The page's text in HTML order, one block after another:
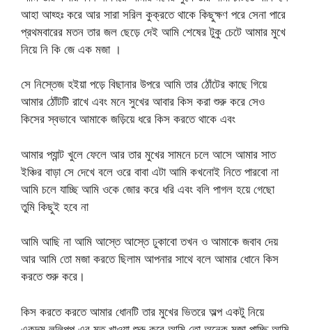
আহা আহ্হঃ করে আর সারা সরিল কুক্রতে থাকে কিছুক্ষণ পরে সেনা পারে
প্রথমবারের মতন তার জল ছেড়ে দেই আমি শেষের টুকু চেটে আমার মুখে
নিয়ে নি কি জে এক মজা ।
সে নিস্তেজ হইয়া পড়ে বিছানার উপরে আমি তার ঠোঁটের কাছে গিয়ে
আমার ঠোঁটটি রাখে এবং মনে সুখের আবার কিস করা শুরু করে সেও
কিসের স্বভাবে আমাকে জড়িয়ে ধরে কিস করতে থাকে এবং
আমার প্যান্ট খুলে ফেলে আর তার মুখের সামনে চলে আসে আমার সাত
ইঞ্চির বাড়া সে দেখে বলে ওরে বাবা এটা আমি কখনোই নিতে পারবো না
আমি চলে যাচ্ছি আমি ওকে জোর করে ধরি এবং বলি পাগল হয়ে গেছো
তুমি কিছুই হবে না
আমি আছি না আমি আস্তে আস্তে ঢুকাবো তখন ও আমাকে জবাব দেয়
আর আমি তো মজা করতে ছিলাম আপনার সাথে বলে আমার ধোনে কিস
করতে শুরু করে।
কিস করতে করতে আমার ধোনটি তার মুখের ভিতরে অল্প একটু নিয়ে